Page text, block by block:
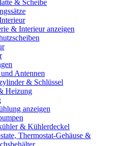
& Scheibe
& Interieur anzeigen
Antennen
& Schlüssel
Heizung
anzeigen
& Kühlerdeckel
Thermostat-Gehäuse &